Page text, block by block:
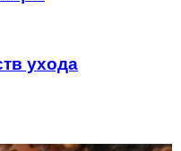
ухода